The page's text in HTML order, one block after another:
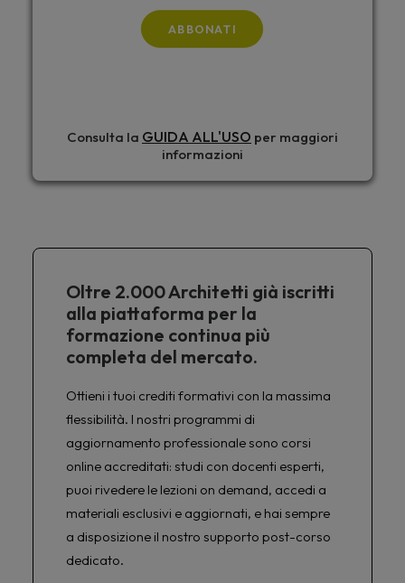
ABBONATI
Consulta la GUIDA ALL'USO per maggiori
informazioni
Oltre 2.000 Architetti già iscritti
alla piattaforma per la
formazione continua più
completa del mercato.
Ottieni i tuoi crediti formativi con la massima
flessibilità. I nostri programmi di
aggiornamento professionale sono corsi
online accreditati: studi con docenti esperti,
puoi rivedere le lezioni on demand, accedi a
materiali esclusivi e aggiornati, e hai sempre
a disposizione il nostro supporto post-corso
dedicato.